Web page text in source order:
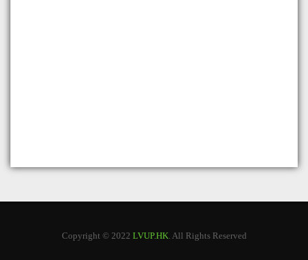
Copyright © 2022 LVUP.HK. All Rights Reserved